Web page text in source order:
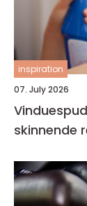
inspiration
07. July 2026
Vinduespudser
skinnende